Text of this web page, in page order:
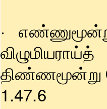
·
விழுமியராய்த்
திண்ணமூன்று
1.47.6